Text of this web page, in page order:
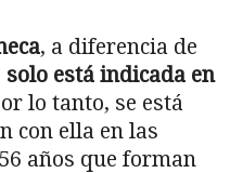
, a diferencia de
solo está indicada en
lo tanto, se está
con ella en las
años que forman